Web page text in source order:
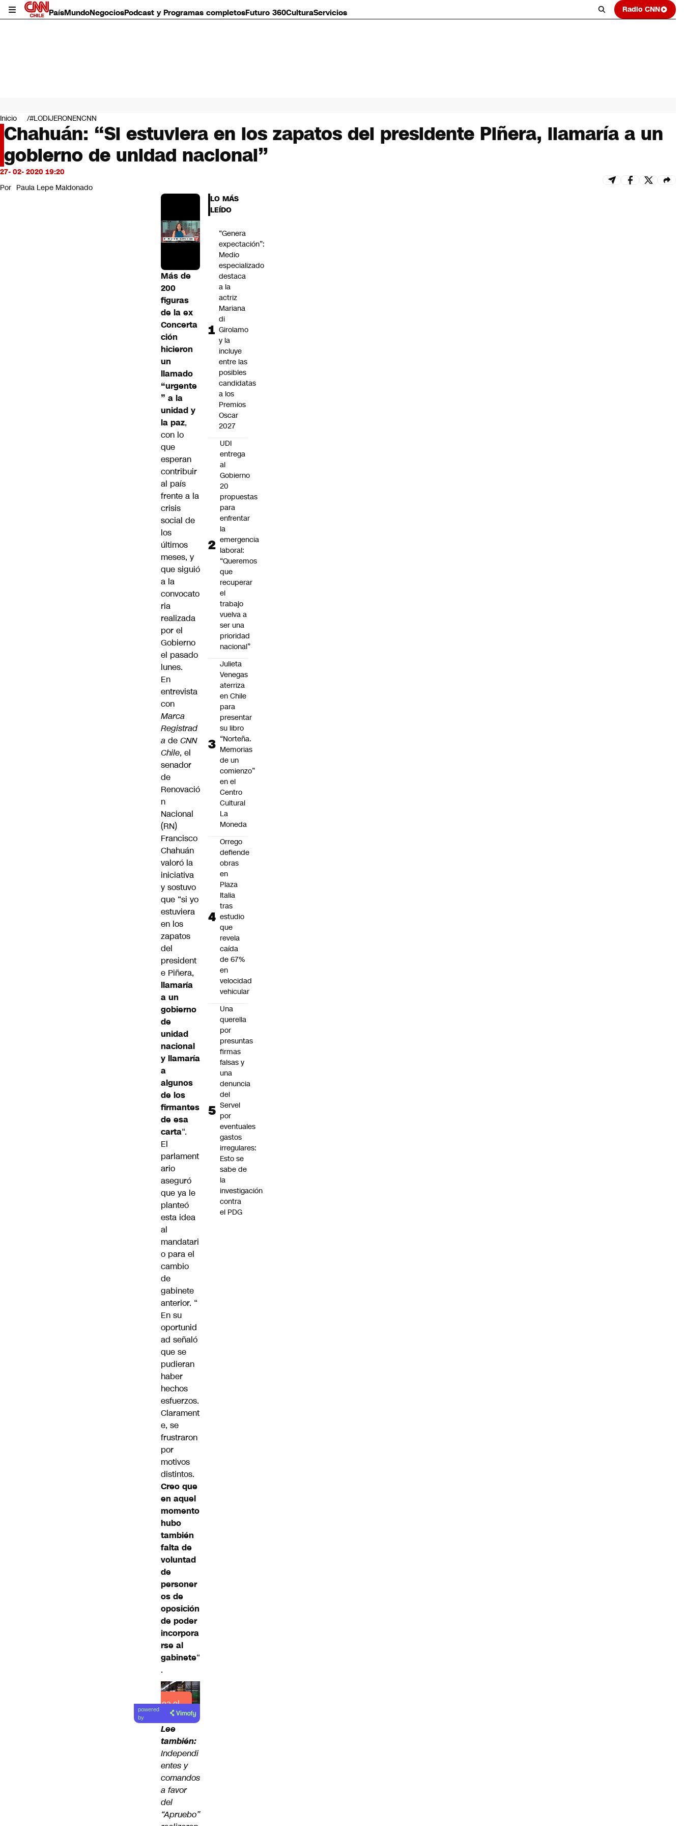
PaísMundoNegociosPodcast y Programas completosFuturo 360CulturaServicios Radio CNN
Mundo
Negocios
Deportes
Programas completos
Cultura
Servicios
Bits
CNN Data
Inicio #LODIJERONENCNN
Chahuán: “Si estuviera en los zapatos del presidente Piñera, llamaría a un
gobierno de unidad nacional”
27- 02- 2020 19:20
Por Paula Lepe Maldonado
Más de
200
figuras
de la ex
Concerta
ción
hicieron
un
llamado
“urgente
” a la
unidad y
la paz,
con lo
que
esperan
contribuir
al país
frente a la
crisis
social de
los
últimos
meses, y
que siguió
a la
convocato
ria
realizada
por el
Gobierno
el pasado
lunes.
En
entrevista
con
Marca
Registrad
a de CNN
Chile, el
senador
de
Renovació
n
Nacional
(RN)
Francisco
Chahuán
valoró la
iniciativa
y sostuvo
que “si yo
estuviera
en los
zapatos
del
president
e Piñera,
llamaría
a un
gobierno
de
unidad
nacional
y llamaría
a
algunos
de los
firmantes
de esa
carta“.
El
parlament
ario
aseguró
que ya le
planteó
esta idea
al
mandatari
o para el
cambio
de
gabinete
anterior. “
En su
oportunid
ad señaló
que se
pudieran
haber
hechos
esfuerzos.
Clarament
e, se
frustraron
por
motivos
distintos.
Creo que
en aquel
momento
hubo
también
falta de
voluntad
de
personer
os de
oposición
de poder
incorpora
rse al
gabinete“
.
Lea el
artículo
powered
by
Lee
también:
Independi
entes y
comandos
a favor
del
“Apruebo”
LO MÁS
LEÍDO
“Genera
expectación”:
Medio
especializado
destaca
a la
actriz
Mariana
di
Girolamo
y la
incluye
entre las
posibles
candidatas
a los
Premios
Oscar
2027
UDI
entrega
al
Gobierno
20
propuestas
para
enfrentar
la
emergencia
laboral:
“Queremos
que
recuperar
el
trabajo
vuelva a
ser una
prioridad
nacional”
Julieta
Venegas
aterriza
en Chile
para
presentar
su libro
“Norteña.
Memorias
de un
comienzo”
en el
Centro
Cultural
La
Moneda
Orrego
defiende
obras
en
Plaza
Italia
tras
estudio
que
revela
caída
de 67%
en
velocidad
vehicular
Una
querella
por
presuntas
firmas
falsas y
una
denuncia
del
Servel
por
eventuales
gastos
irregulares:
Esto se
sabe de
la
investigación
contra
el PDG